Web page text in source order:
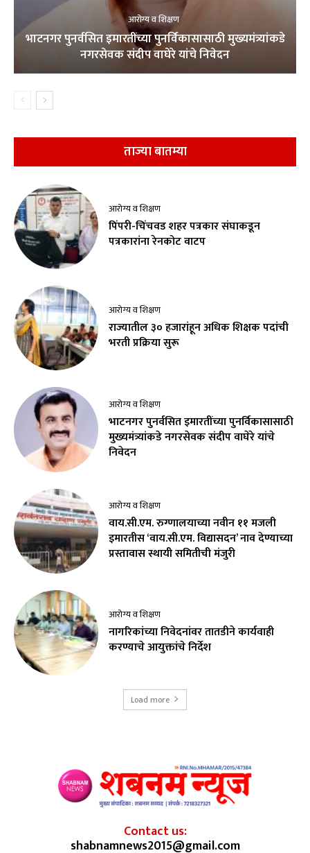
आरोग्य व शिक्षण
भाटनगर पुनर्वसित इमारतींच्या पुनर्विकासासाठी मुख्यमंत्र्यांकडे
नगरसेवक संदीप वाघेरे यांचे निवेदन
ताज्या बातम्या
आरोग्य व शिक्षण
पिंपरी-चिंचवड शहर पत्रकार संघाकडून
पत्रकारांना रेनकोट वाटप
आरोग्य व शिक्षण
राज्यातील ३० हजारांहून अधिक शिक्षक पदांची
भरती प्रक्रिया सुरू
आरोग्य व शिक्षण
भाटनगर पुनर्वसित इमारतींच्या पुनर्विकासासाठी
मुख्यमंत्र्यांकडे नगरसेवक संदीप वाघेरे यांचे
निवेदन
आरोग्य व शिक्षण
वाय.सी.एम. रुग्णालयाच्या नवीन ११ मजली
इमारतीस ‘वाय.सी.एम. विद्यासदन’ नाव देण्याच्या
प्रस्तावास स्थायी समितीची मंजुरी
आरोग्य व शिक्षण
नागरिकांच्या निवेदनांवर तातडीने कार्यवाही
करण्याचे आयुक्तांचे निर्देश
Load more
Contact us:
shabnamnews2015@gmail.com